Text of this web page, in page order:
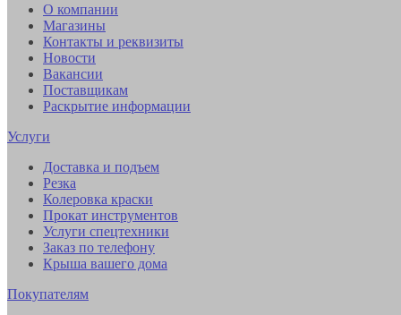
О компании
Магазины
Контакты и реквизиты
Новости
Вакансии
Поставщикам
Раскрытие информации
Услуги
Доставка и подъем
Резка
Колеровка краски
Прокат инструментов
Услуги спецтехники
Заказ по телефону
Крыша вашего дома
Покупателям